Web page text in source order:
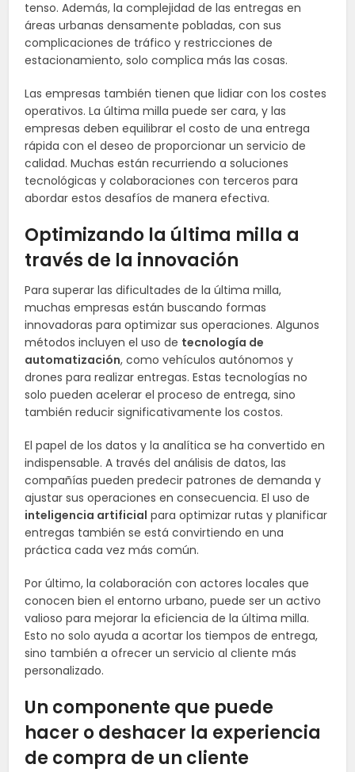
tenso. Además, la complejidad de las entregas en
áreas urbanas densamente pobladas, con sus
complicaciones de tráfico y restricciones de
estacionamiento, solo complica más las cosas.
Las empresas también tienen que lidiar con los costes
operativos. La última milla puede ser cara, y las
empresas deben equilibrar el costo de una entrega
rápida con el deseo de proporcionar un servicio de
calidad. Muchas están recurriendo a soluciones
tecnológicas y colaboraciones con terceros para
abordar estos desafíos de manera efectiva.
Optimizando la última milla a
través de la innovación
Para superar las dificultades de la última milla,
muchas empresas están buscando formas
innovadoras para optimizar sus operaciones. Algunos
métodos incluyen el uso de tecnología de
automatización, como vehículos autónomos y
drones para realizar entregas. Estas tecnologías no
solo pueden acelerar el proceso de entrega, sino
también reducir significativamente los costos.
El papel de los datos y la analítica se ha convertido en
indispensable. A través del análisis de datos, las
compañías pueden predecir patrones de demanda y
ajustar sus operaciones en consecuencia. El uso de
inteligencia artificial para optimizar rutas y planificar
entregas también se está convirtiendo en una
práctica cada vez más común.
Por último, la colaboración con actores locales que
conocen bien el entorno urbano, puede ser un activo
valioso para mejorar la eficiencia de la última milla.
Esto no solo ayuda a acortar los tiempos de entrega,
sino también a ofrecer un servicio al cliente más
personalizado.
Un componente que puede
hacer o deshacer la experiencia
de compra de un cliente